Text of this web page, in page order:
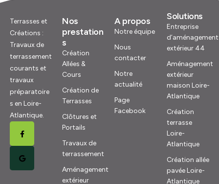
Terrasses et
Créations :
Travaux de
terrassement
courants et
travaux
préparatoire
s en Loire-
Atlantique.
Nos
prestation
s
Création
Allées &
Cours
Création de
Terrasses
Clôtures et
Portails
Travaux de
terrassement
Aménagement
extérieur
A propos
Notre équipe
Nous
contacter
Notre
actualité
Page
Facebook
Solutions
Entreprise
d’aménagement
extérieur 44
Aménagement
extérieur
maison Loire-
Atlantique
Création
terrasse
Loire-
Atlantique
Création allée
pavée Loire-
Atlantique